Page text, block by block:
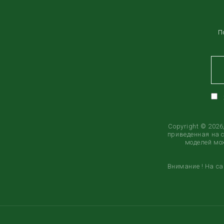
Copyright ©
приведенная на
моделей
Внимание ! На